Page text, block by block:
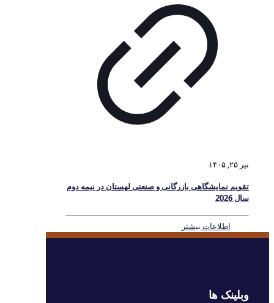
تیر ۲۵, ۱۴۰۵
تقویم نمایشگاهی بازرگانی و صنعتی لهستان در نیمه دوم
سال 2026
اطلاعات بیشتر
وبلینک ها